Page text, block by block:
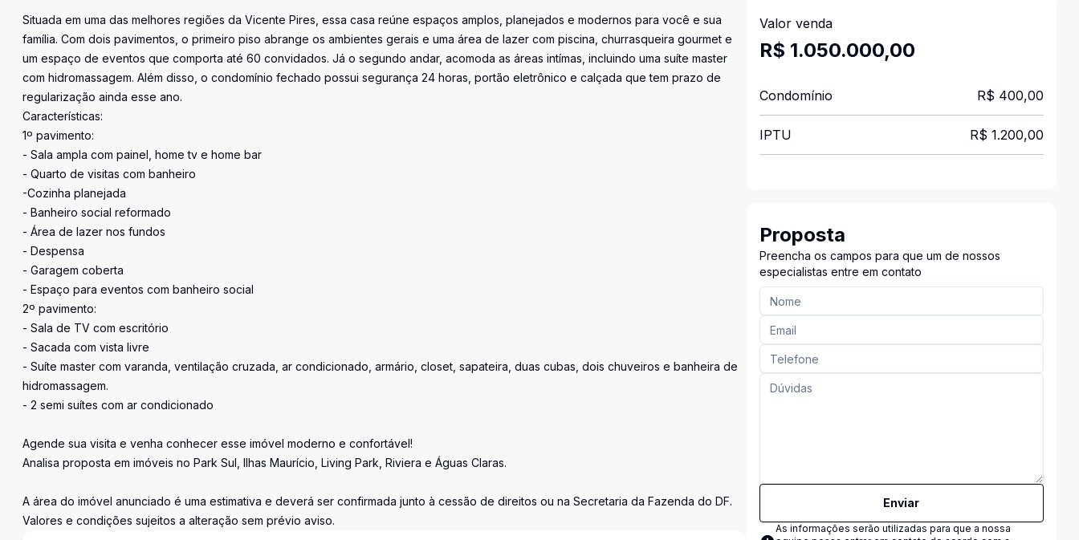
Situada em uma das melhores regiões da Vicente Pires, essa casa reúne espaços amplos, planejados e modernos para você e sua
família. Com dois pavimentos, o primeiro piso abrange os ambientes gerais e uma área de lazer com piscina, churrasqueira gourmet e
um espaço de eventos que comporta até 60 convidados. Já o segundo andar, acomoda as áreas intímas, incluindo uma suíte master
com hidromassagem. Além disso, o condomínio fechado possui segurança 24 horas, portão eletrônico e calçada que tem prazo de
regularização ainda esse ano.
Características:
1º pavimento:
- Sala ampla com painel, home tv e home bar
- Quarto de visitas com banheiro
-Cozinha planejada
- Banheiro social reformado
- Área de lazer nos fundos
- Despensa
- Garagem coberta
- Espaço para eventos com banheiro social
2º pavimento:
- Sala de TV com escritório
- Sacada com vista livre
- Suíte master com varanda, ventilação cruzada, ar condicionado, armário, closet, sapateira, duas cubas, dois chuveiros e banheira de
hidromassagem.
- 2 semi suítes com ar condicionado
Agende sua visita e venha conhecer esse imóvel moderno e confortável!
Analisa proposta em imóveis no Park Sul, Ilhas Maurício, Living Park, Riviera e Águas Claras.
A área do imóvel anunciado é uma estimativa e deverá ser confirmada junto à cessão de direitos ou na Secretaria da Fazenda do DF.
Valores e condições sujeitos a alteração sem prévio aviso.
Valor venda
R$ 1.050.000,00
Condomínio R$ 400,00
IPTU R$ 1.200,00
Proposta
Preencha os campos para que um de nossos
especialistas entre em contato
Enviar
As informações serão utilizadas para que a nossa